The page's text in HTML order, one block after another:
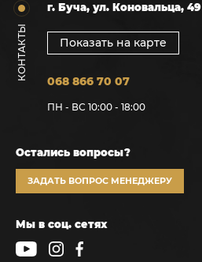
КОНТАКТЫ
г. Буча, ул. Коновальца, 49
Показать на карте
068 866 70 07
ПН - ВС 10:00 - 18:00
Остались вопросы?
ЗАДАТЬ ВОПРОС МЕНЕДЖЕРУ
Мы в соц. сетях